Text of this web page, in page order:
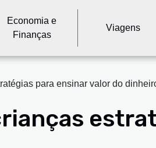
Economia e
Finanças
Viagens
para ensinar valor do